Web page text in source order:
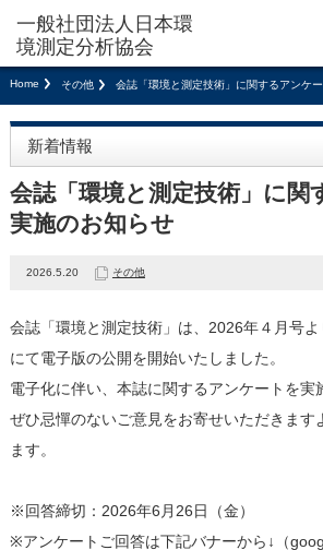
Home その他 会誌「環境と測定技術」に関するアンケ
新着情報
会誌「環境と測定技術」に関
実施のお知らせ
2026.5.20 その他
会誌「環境と測定技術」は、2026年４月号
にて電子版の公開を開始いたしました。
電子化に伴い、本誌に関するアンケートを実
ぜひ忌憚のないご意見をお寄せいただきます
ます。
※回答締切：2026年6月26日（金）
※アンケートご回答は下記バナーから↓（